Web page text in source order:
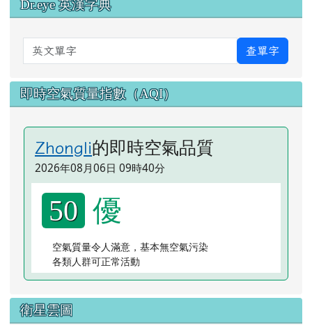
Dr.eye 英漢字典
英文單字 查單字
即時空氣質量指數（AQI）
Zhongli的即時空氣品質
2026年08月06日 09時40分
50 優
空氣質量令人滿意，基本無空氣污染
各類人群可正常活動
衛星雲圖